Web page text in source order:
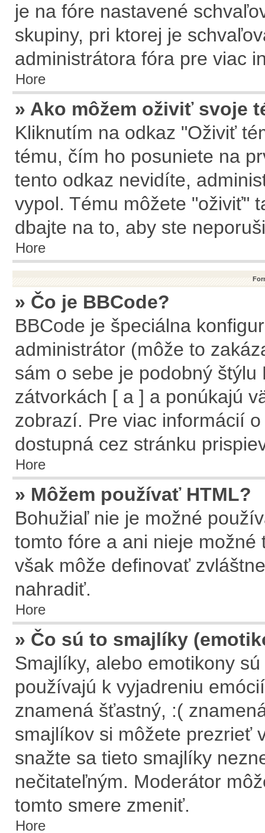
je na fóre nastavené
skupiny, pri ktorej je
administrátora fóra pre viac
Hore
» Ako môžem oživiť svoje
Kliknutím na odkaz "Oživiť
tému, čím ho posuniete na
tento odkaz nevidíte,
vypol. Tému môžete "oživiť"
dbajte na to, aby ste
Hore
» Čo je BBCode?
BBCode je špeciálna
administrátor (môže to
sám o sebe je podobný
zátvorkách [ a ] a ponúkajú
zobrazí. Pre viac informácií
dostupná cez stránku
Hore
» Môžem používať HTML?
Bohužiaľ nie je možné
tomto fóre a ani nieje
však môže definovať
nahradiť.
Hore
» Čo sú to smajlíky
Smajlíky, alebo emotikony
používajú k vyjadreniu
znamená šťastný, :(
smajlíkov si môžete prezrieť
snažte sa tieto smajlíky
nečitateľným. Moderátor
tomto smere zmeniť.
Hore